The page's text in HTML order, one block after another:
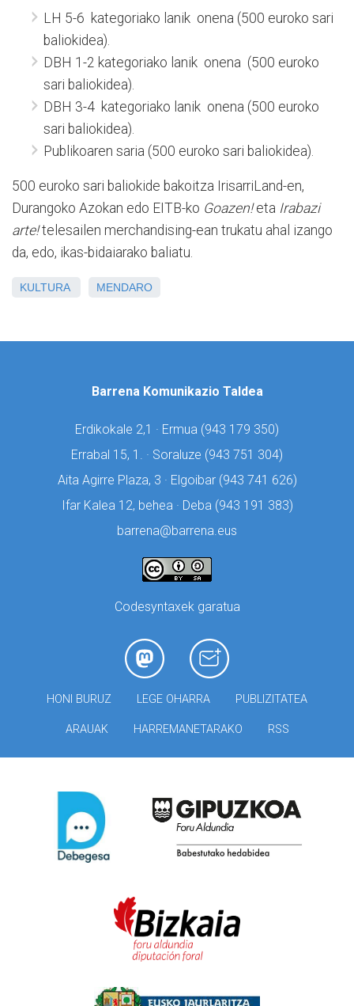
LH 5-6 kategoriako lanik onena (500 euroko sari
baliokidea).
DBH 1-2 kategoriako lanik onena (500 euroko
sari baliokidea).
DBH 3-4 kategoriako lanik onena (500 euroko
sari baliokidea).
Publikoaren saria (500 euroko sari baliokidea).
500 euroko sari baliokide bakoitza IrisarriLand-en,
Durangoko Azokan edo EITB-ko Goazen!eta Irabazi
arte!telesailen merchandising-ean trukatu ahal izango
da, edo, ikas-bidaiarako baliatu.
KULTURA MENDARO
Barrena Komunikazio Taldea
Erdikokale 2,1 · Ermua (943 179 350)
Errabal 15, 1. · Soraluze (943 751 304)
Aita Agirre Plaza, 3 · Elgoibar (943 741 626)
Ifar Kalea 12, behea · Deba (943 191 383)
barrena@barrena.eus
Codesyntaxek garatua
HONI BURUZ LEGE OHARRA PUBLIZITATEA
ARAUAK HARREMANETARAKO RSS